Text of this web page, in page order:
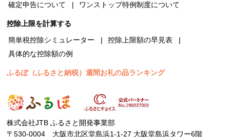
確定申告について
ワンストップ特例制度について
控除上限を計算する
簡単税控除シミュレーター
控除上限額の早見表
具体的な控除額の例
ふるぽ（ふるさと納税）週間お礼の品ランキング
株式会社JTB ふるさと開発事業部
〒530-0004 大阪市北区堂島浜1-1-27 大阪堂島浜タワー6階